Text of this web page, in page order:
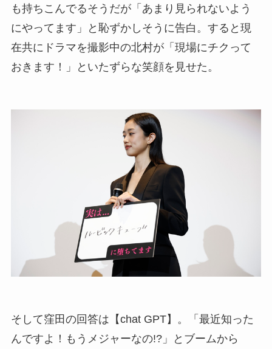
も持ちこんでるそうだが「あまり見られないよう
にやってます」と恥ずかしそうに告白。すると現
在共にドラマを撮影中の北村が「現場にチクって
おきます！」といたずらな笑顔を見せた。
そして窪田の回答は【chat GPT】。「最近知った
んですよ！もうメジャーなの!?」とブームから